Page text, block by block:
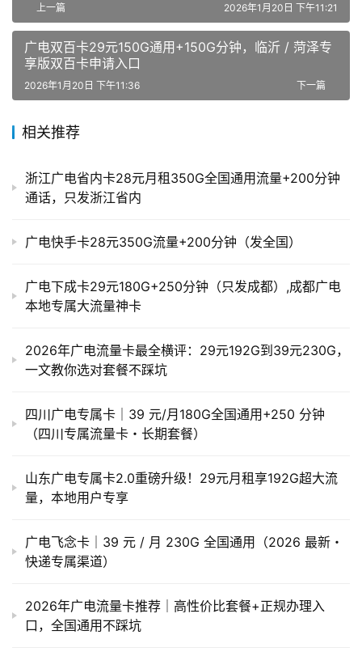
上一篇 2026年1月20日 下午11:21
广电双百卡29元150G通用+150G分钟，临沂 / 菏泽专
享版双百卡申请入口
下一篇
2026年1月20日 下午11:36
相关推荐
浙江广电省内卡28元月租350G全国通用流量+200分钟
通话，只发浙江省内
广电快手卡28元350G流量+200分钟（发全国）
广电下成卡29元180G+250分钟（只发成都）,成都广电
本地专属大流量神卡
2026年广电流量卡最全横评：29元192G到39元230G，
一文教你选对套餐不踩坑
四川广电专属卡｜39 元/月180G全国通用+250 分钟
（四川专属流量卡・长期套餐）
山东广电专属卡2.0重磅升级！29元月租享192G超大流
量，本地用户专享
广电飞念卡｜39 元 / 月 230G 全国通用（2026 最新・
快递专属渠道）
2026年广电流量卡推荐｜高性价比套餐+正规办理入
口，全国通用不踩坑